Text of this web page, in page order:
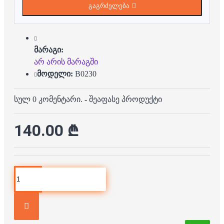
გაგრძელება
მარაგი:
არ არის მარაგში
მოდელი: B0230
სულ 0 კომენტარი. - შეაფასე პროდუქტი
140.00 ₾